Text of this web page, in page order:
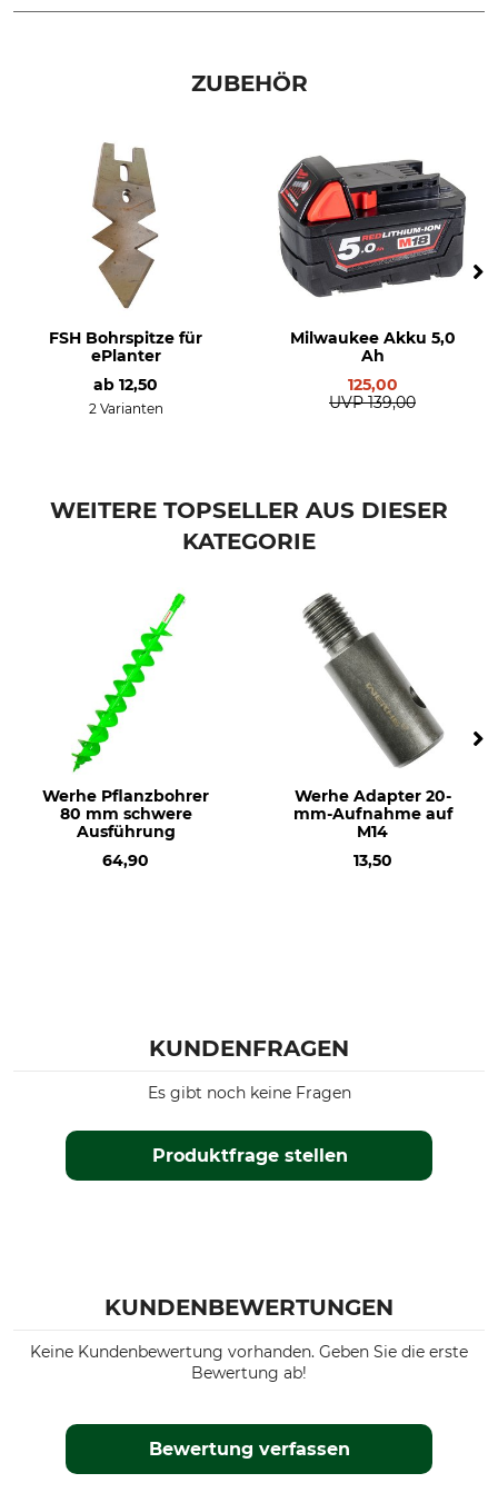
Pflanzbohrer
Herstellung
Made in Denmark
Gewicht
3240 g
ZUBEHÖR
FSH Bohrspitze für
ePlanter
ab 12,50
2 Varianten
Milwaukee Akku 5,0
Ah
125,00
UVP 139,00
WEITERE TOPSELLER AUS DIESER
KATEGORIE
Werhe Pflanzbohrer
80 mm schwere
Ausführung
64,90
Werhe Adapter 20-
mm-Aufnahme auf
M14
13,50
KUNDENFRAGEN
Produktfrage stellen
Es gibt noch keine Fragen
KUNDENBEWERTUNGEN
Keine Kundenbewertung vorhanden. Geben Sie die erste
Bewertung ab!
Bewertung verfassen